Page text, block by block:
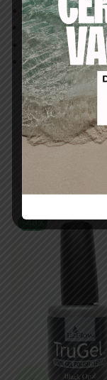
Creada para
Consigue
Calidad
Esmalte 100%
-40%